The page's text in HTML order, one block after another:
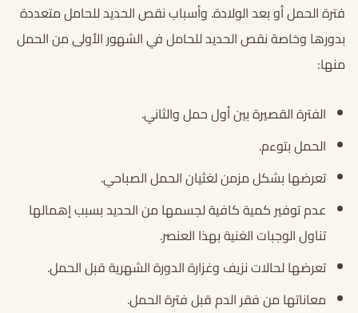
فترة الحمل أو بعد الولادة. وأسبابنقص الحديد للحاملمتعددة
بدورها وخاصةنقص الحديد للحامل في الشهور الأولىمن الحمل
منها:
الفترة القصيرة بين أول حمل والثاني.
الحمل بتوءم.
تعرضها بشكل مزمن لغثيان الحمل الصباحي.
عدم توفير كمية كافية لجسمها من الحديد بسبب إهمالها
تناول الوجبات الغنية بهذا العنصر.
تعرضها لحالات نزيف وغزارة الدورة الشهرية قبل الحمل.
معاناتها من فقر الدم قبل فترة الحمل.